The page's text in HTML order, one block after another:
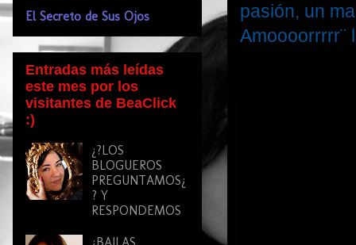
pasión, un
Amoooorrrrr¨
El Secreto de Sus Ojos
Entradas más leídas
este mes por los
visitantes de BeaClick
:)
¿?LOS
BLOGUEROS
PREGUNTAMOS¿
? Y
RESPONDEMOS